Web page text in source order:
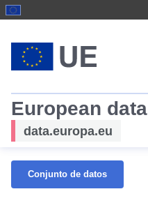
European data
data.europa.eu
Conjunto de datos